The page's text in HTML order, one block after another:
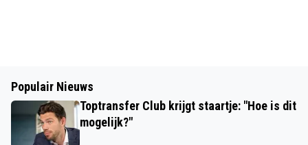
Populair Nieuws
Toptransfer Club krijgt staartje: "Hoe is dit
mogelijk?"